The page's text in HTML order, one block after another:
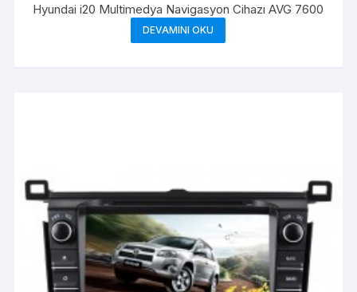
Hyundai i20 Multimedya Navigasyon Cihazı AVG 7600
DEVAMINI OKU